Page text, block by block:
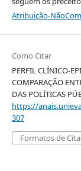
Atribuição-
Como Citar
PERFIL CLÍNICO-
COMPARAÇÃO
DAS POLÍTICAS
https://
307
Formatos de